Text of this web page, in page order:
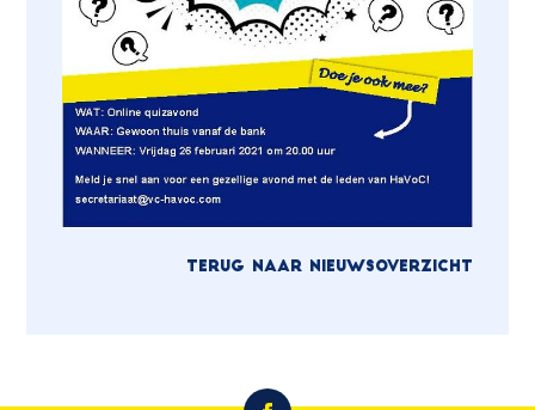
TERUG NAAR NIEUWSOVERZICHT